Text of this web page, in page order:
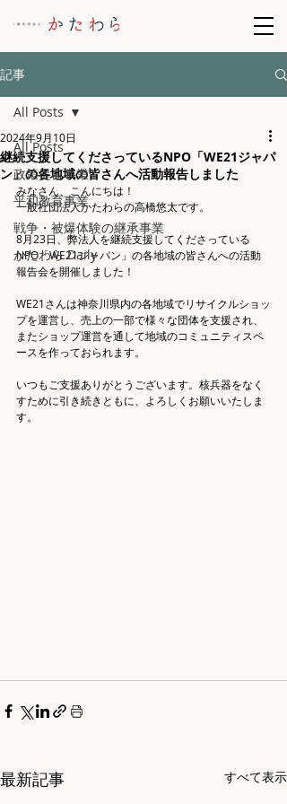
記事
All Posts
政策提言事業
平和教育事業
戦争・被爆体験の継承事業
かたわら Daily
All Posts
継続支援してくださっているNPO「WE21ジャパ
ン」の各地域の皆さんへ活動報告しました
2024年9月10日
みなさん、こんにちは！
一般社団法人かたわらの高橋悠太です。
8月23日、弊法人を継続支援してくださっている
NPO「WE21ジャパン」の各地域の皆さんへの活動
報告会を開催しました！
WE21さんは神奈川県内の各地域でリサイクルショッ
プを運営し、売上の一部で様々な団体を支援され、
またショップ運営を通して地域のコミュニティスペ
ースを作っておられます。
いつもご支援ありがとうございます。核兵器をなく
すために引き続きともに、よろしくお願いいたしま
す。
最新記事 すべて表示